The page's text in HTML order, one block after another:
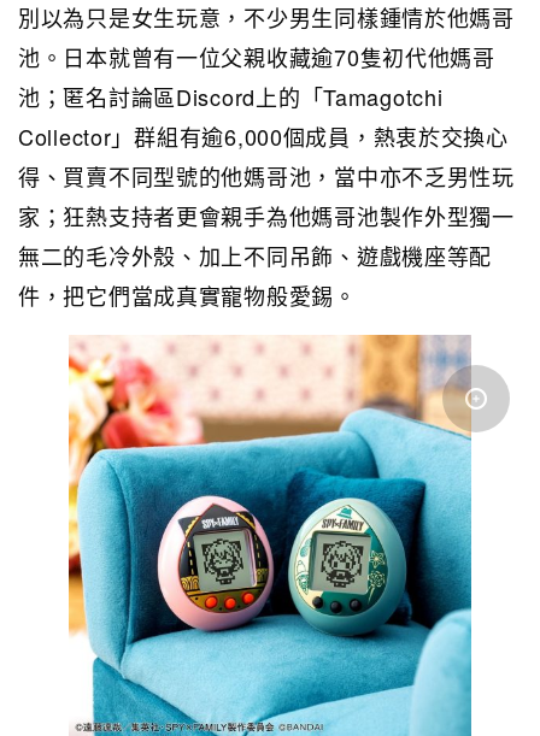
別以為只是女生玩意，不少男生同樣鍾情於他媽哥
池。日本就曾有一位父親收藏逾70隻初代他媽哥
池；匿名討論區Discord上的「Tamagotchi
Collector」群組有逾6,000個成員，熱衷於交換心
得、買賣不同型號的他媽哥池，當中亦不乏男性玩
家；狂熱支持者更會親手為他媽哥池製作外型獨一
無二的毛冷外殼、加上不同吊飾、遊戲機座等配
件，把它們當成真實寵物般愛錫。